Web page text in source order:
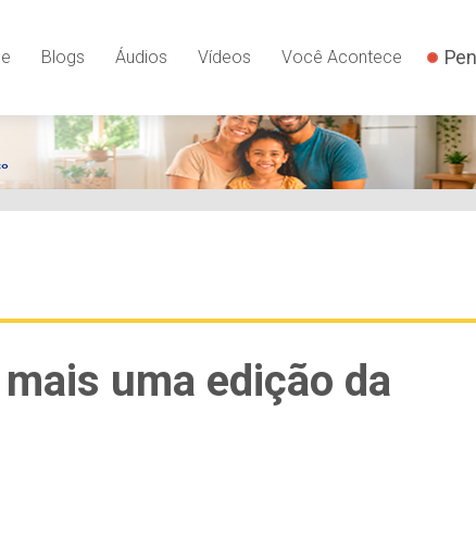
Blogs Áudios Vídeos Você Acontece
uma edição da